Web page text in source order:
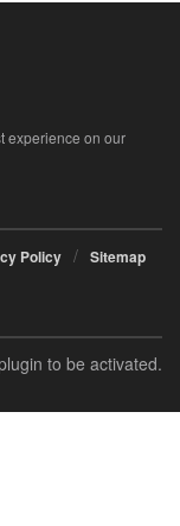
experience on our
Policy Sitemap
to be activated.